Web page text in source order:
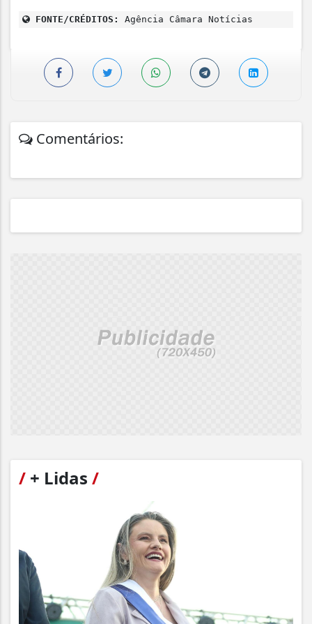
FONTE/CRÉDITOS: Agência Câmara Notícias
Comentários:
/ + Lidas /